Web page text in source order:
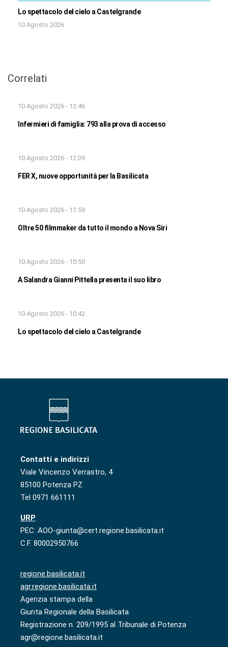
Lo spettacolo del cielo a Castelgrande
10 Agosto 2026
Correlati
10 Agosto 2026 - 12:46
Infermieri di famiglia: 793 alla prova di accesso
10 Agosto 2026 - 12:09
FER X, nuove opportunità per la Basilicata
10 Agosto 2026 - 11:59
Oltre 50 filmmaker da tutto il mondo a Nova Siri
10 Agosto 2026 - 10:50
A Salandra Gianni Pittella presenta il suo libro
10 Agosto 2026 - 10:42
Lo spettacolo del cielo a Castelgrande
Contatti e indirizzi
Viale Vincenzo Verrastro, 4
85100 Potenza PZ
Tel 0971 661111
URP
PEC: AOO-giunta@cert.regione.basilicata.it
C.F. 80002950766
regione.basilicata.it
agr.regione.basilicata.it
Agenzia stampa della
Giunta Regionale della Basilicata
Registrazione n. 209/1995 al Tribunale di Potenza
agr@regione.basilicata.it